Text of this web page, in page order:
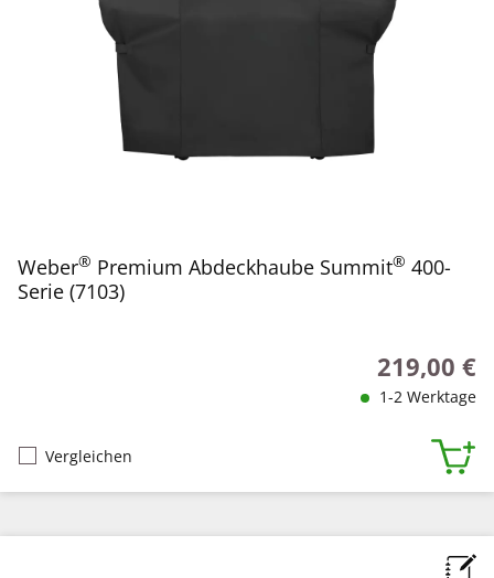
Weber® Premium Abdeckhaube Summit® 400-
Serie (7103)
Regulärer
219,00 €
1-2 Werktage
Vergleichen